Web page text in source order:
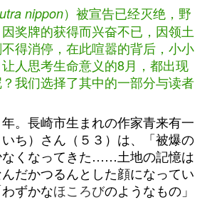
nippon）被宣告已经灭绝，野
奖牌的获得而兴奋不已，因领土
得消停，在此喧嚣的背后，小小
人思考生命意义的8月，都出现
我们选择了其中的一部分与读者
。長崎市生まれの作家青来有一
いち）さん（５３）は、「被爆の
なくなってきた……土地の記憶は
だかつるんとした顔になってい
ずかなほころびのようなもの」